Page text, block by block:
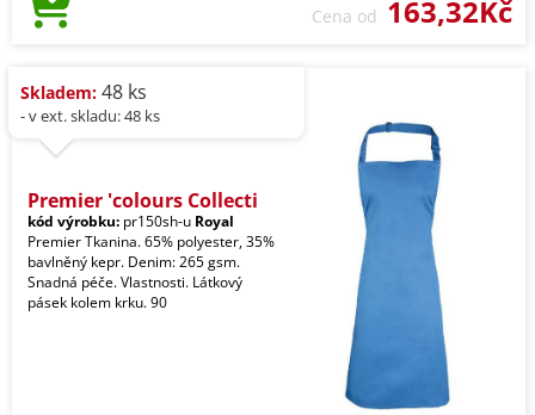
Cena od 163,32Kč
Skladem: 48 ks
- v ext. skladu: 48 ks
Premier 'colours Collecti
kód výrobku: pr150sh-u Royal
Premier Tkanina. 65% polyester, 35%
bavlněný kepr. Denim: 265 gsm.
Snadná péče. Vlastnosti. Látkový
pásek kolem krku. 90